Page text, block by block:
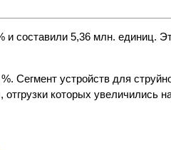
и составили 5,36 млн. единиц.
устройств для
которых увеличились